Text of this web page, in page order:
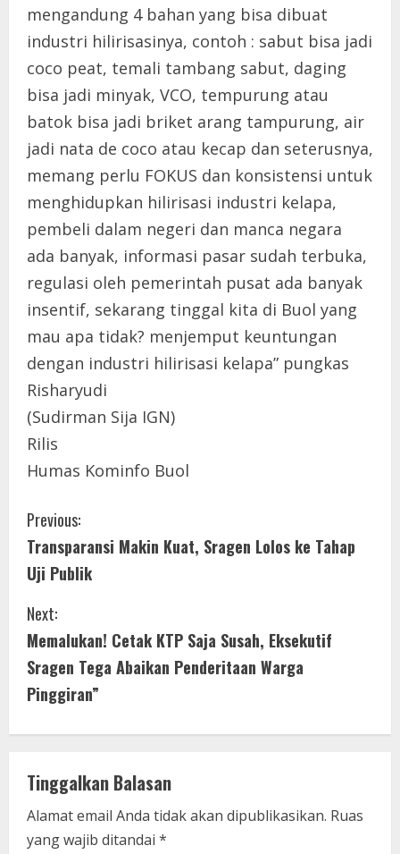
mengandung 4 bahan yang bisa dibuat
industri hilirisasinya, contoh : sabut bisa jadi
coco peat, temali tambang sabut, daging
bisa jadi minyak, VCO, tempurung atau
batok bisa jadi briket arang tampurung, air
jadi nata de coco atau kecap dan seterusnya,
memang perlu FOKUS dan konsistensi untuk
menghidupkan hilirisasi industri kelapa,
pembeli dalam negeri dan manca negara
ada banyak, informasi pasar sudah terbuka,
regulasi oleh pemerintah pusat ada banyak
insentif, sekarang tinggal kita di Buol yang
mau apa tidak? menjemput keuntungan
dengan industri hilirisasi kelapa” pungkas
Risharyudi
(Sudirman Sija IGN)
Rilis
Humas Kominfo Buol
C
o
n
t
i
n
u
e
R
Previous:
Transparansi Makin Kuat, Sragen Lolos ke Tahap
Uji Publik
Next:
Memalukan! Cetak KTP Saja Susah, Eksekutif
Sragen Tega Abaikan Penderitaan Warga
Pinggiran”
Tinggalkan Balasan
Alamat email Anda tidak akan dipublikasikan. Ruas
yang wajib ditandai *